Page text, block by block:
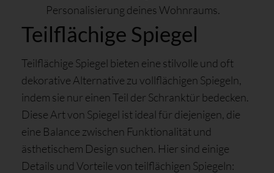
Personalisierung deines Wohnraums.
Teilflächige Spiegel
Teilflächige Spiegel bieten eine stilvolle und oft
dekorative Alternative zu vollflächigen Spiegeln,
indem sie nur einen Teil der Schranktür bedecken.
Diese Art von Spiegel ist ideal für diejenigen, die
eine Balance zwischen Funktionalität und
ästhetischem Design suchen. Hier sind einige
Details und Vorteile von teilflächigen Spiegeln: